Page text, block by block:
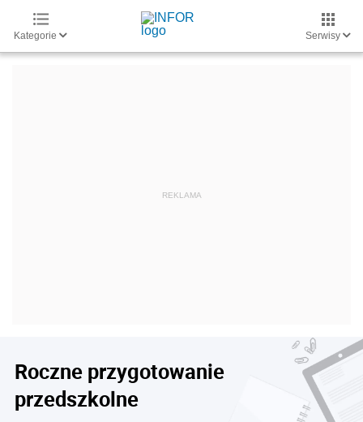
Kategorie Serwisy
Roczne przygotowanie
przedszkolne